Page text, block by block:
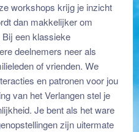
workshops krijg je inzicht
dan makkelijker om
een klassieke
deelnemers neer als
of vrienden. We
en patronen voor jou
van het Verlangen stel je
Je bent als het ware
zijn uitermate